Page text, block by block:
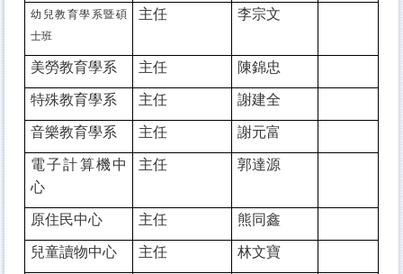
幼兒教育學系暨碩
士班
主任 李宗文
美勞教育學系 主任
陳錦忠
特殊教育學系
主任
謝建全
音樂教育學系
主任
謝元富
電子計算機中
心
主任 郭達源
原住民中心 主任
熊同鑫
兒童讀物中心
主任
林文寶